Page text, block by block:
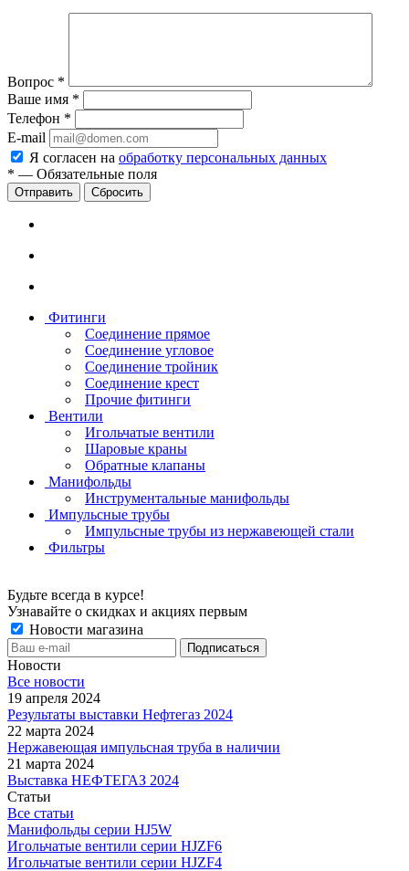
Вопрос *
Ваше имя *
Телефон *
E-mail
Я согласен на обработку персональных данных
* — Обязательные поля
Сбросить
Фитинги
Соединение прямое
Соединение угловое
Соединение тройник
Соединение крест
Прочие фитинги
Вентили
Игольчатые вентили
Шаровые краны
Обратные клапаны
Манифольды
Инструментальные манифольды
Импульсные трубы
Импульсные трубы из нержавеющей стали
Фильтры
Будьте всегда в курсе!
Узнавайте о скидках и акциях первым
Новости магазина
Новости
Все новости
19 апреля 2024
Результаты выставки Нефтегаз 2024
22 марта 2024
Нержавеющая импульсная труба в наличии
21 марта 2024
Выставка НЕФТЕГАЗ 2024
Статьи
Все статьи
Манифольды серии HJ5W
Игольчатые вентили серии HJZF6
Игольчатые вентили серии HJZF4